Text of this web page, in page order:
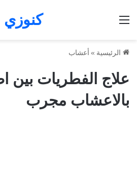
كنوزي
الرئيسية » أعشاب
علاج الفطريات بين
بالاعشاب مجرب